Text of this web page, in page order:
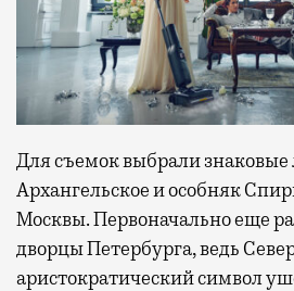
Для съемок выбрали
Архангельское и особняк
Москвы. Первоначально еще
дворцы Петербурга, ведь
аристократический символ